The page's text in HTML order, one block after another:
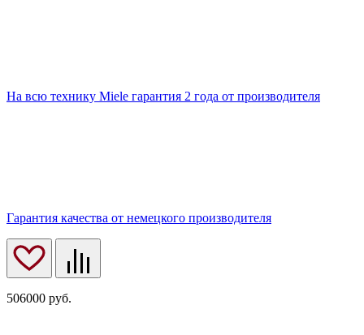
На всю технику Miele гарантия 2 года от производителя
Гарантия качества от немецкого производителя
506000 руб.